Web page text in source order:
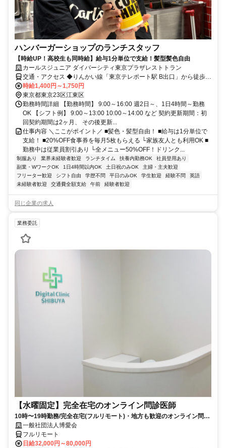
ハンバーガーショップのランチスタッフ
【時給UP！高校生も同時給】給与1分単位で支給！髪型髪色自由
カールスジュニア ダイバーシティ東京プラザレストトラン
交通・アクセス ◆りんかい線「東京テレポート駅 B出口」から徒歩5
分 ◆ゆりかもめ「台場駅」から徒歩5分
時給1,400円～1,750円
東京都東京23区江東区
勤務時間詳細 【勤務時間】 9:00～16:00 週2日～、1日4時間～勤務
OK 【シフト例】 9:00～13:00 10:00～14:00 など 契約更新期間：初
回契約期間は2ヶ月、 その後更新...
仕事内容 ＼ここがポイント／ ■髪色・髪型自由！ ■給与は1分単位で
支給！ ■20%OFF食事券を毎月5枚もらえる └家族友人とも利用OK ■
勤務中は従業員割引あり └全メニュー50%OFF！ドリンク...
制服あり 業界未経験者歓迎 ランチタイム 扶養内勤務OK
社員登用あり
副業・WワークOK
1日4時間以内OK 土日祝のみOK
主婦・主夫歓迎
フリーター歓迎
シフト自由 学歴不問 平日のみOK 学生歓迎 経験不問
英語
未経験者歓迎
交通費全額支給 午前 経験者歓迎
同じ企業の求人
業務委託
【水曜固定】完全在宅のオンライン問診医師
10時〜19時勤務/完全在宅(フルリモート)・地方も歓迎のオンライン問診
業務一般社団法人博愛会
フルリモート
日給32,000円～80,000円